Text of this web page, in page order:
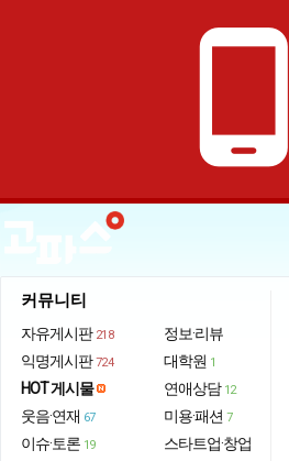
phone_android
커뮤니티
자유게시판 218
익명게시판 724
HOT 게시물
웃음·연재 67
이슈·토론 19
정보·리뷰
대학원 1
연애상담 12
미용·패션 7
스타트업·창업